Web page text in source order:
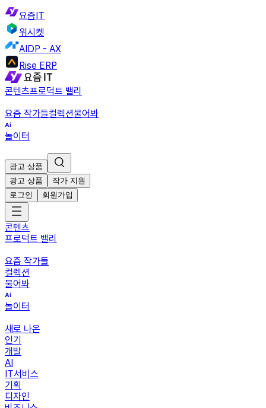
요즘IT
위시켓
AIDP - AX
Rise ERP
콘텐츠프로덕트 밸리
요즘 작가들컬렉션물어봐
놀이터
광고 상품
광고 상품
작가 지원
로그인
회원가입
콘텐츠
프로덕트 밸리
요즘 작가들
컬렉션
물어봐
놀이터
새로 나온
인기
개발
AI
IT서비스
기획
디자인